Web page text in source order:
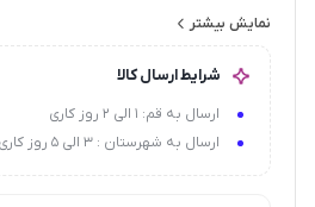
حاوی روغن نارگیل و موم زنبور عسل
نمایش بیشتر
شرایط ارسال کالا
ارسال به قم: 1 الی 2 روز کاری
ارسال به شهرستان : 3 الی 5 روز کاری